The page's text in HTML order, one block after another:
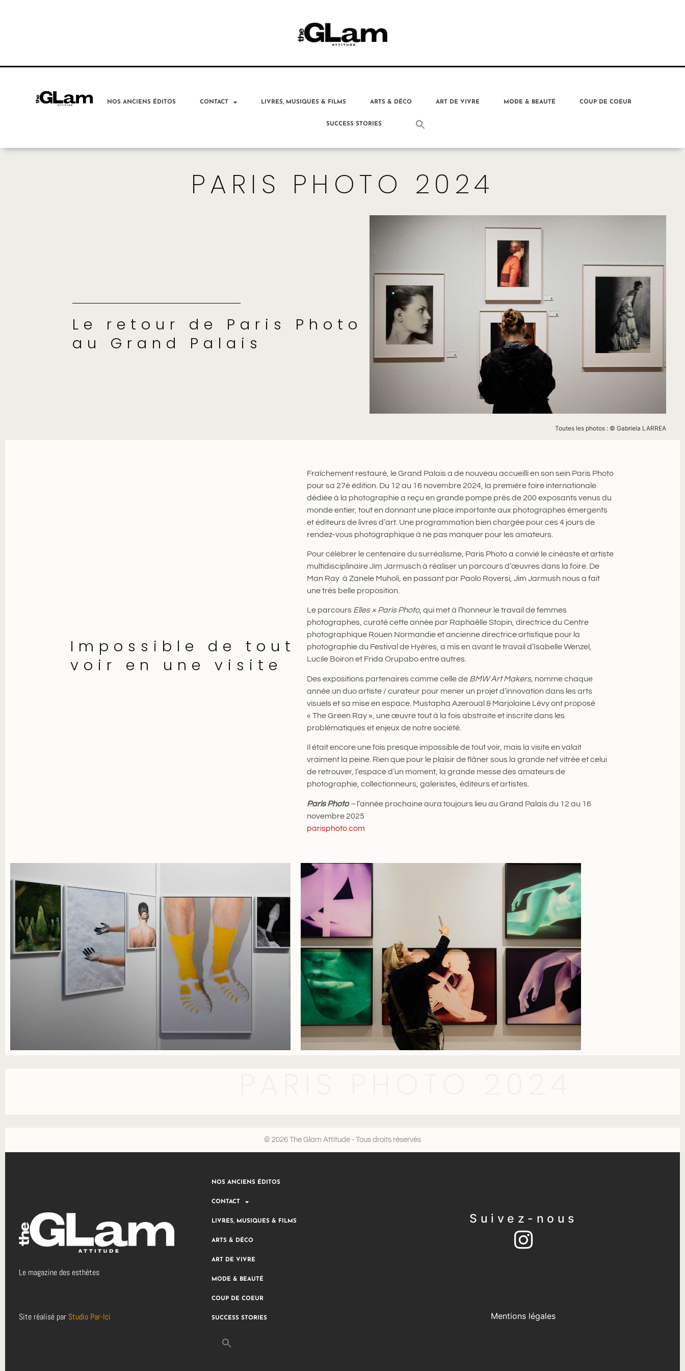
NOS ANCIENS ÉDITOS CONTACT LIVRES, MUSIQUES & FILMS ARTS & DÉCO ART DE VIVRE MODE & BEAUTÉ COUP DE COEUR
SUCCESS STORIES
PARIS PHOTO 2024
Le retour de Paris Photo
au Grand Palais
Toutes les photos : © Gabriela LARREA
Impossible de tout
voir en une visite
Fraîchement restauré, le Grand Palais a de nouveau accueilli en son sein Paris Photo
pour sa 27è édition. Du 12 au 16 novembre 2024, la première foire internationale
dédiée à la photographie a reçu en grande pompe près de 200 exposants venus du
monde entier, tout en donnant une place importante aux photographes émergents
et éditeurs de livres d’art. Une programmation bien chargée pour ces 4 jours de
rendez-vous photographique à ne pas manquer pour les amateurs.
Pour célébrer le centenaire du surréalisme, Paris Photo a convié le cinéaste et artiste
multidisciplinaire Jim Jarmusch à réaliser un parcours d’œuvres dans la foire. De
Man Ray à Zanele Muholi, en passant par Paolo Roversi, Jim Jarmush nous a fait
une très belle proposition.
Le parcours Elles × Paris Photo, qui met à l’honneur le travail de femmes
photographes, curaté cette année par Raphaëlle Stopin, directrice du Centre
photographique Rouen Normandie et ancienne directrice artistique pour la
photographie du Festival de Hyères, a mis en avant le travail d’Isabelle Wenzel,
Lucile Boiron et Frida Orupabo entre autres.
Des expositions partenaires comme celle de BMW Art Makers, nomme chaque
année un duo artiste / curateur pour mener un projet d’innovation dans les arts
visuels et sa mise en espace. Mustapha Azeroual & Marjolaine Lévy ont proposé
« The Green Ray », une œuvre tout à la fois abstraite et inscrite dans les
problématiques et enjeux de notre société.
Il était encore une fois presque impossible de tout voir, mais la visite en valait
vraiment la peine. Rien que pour le plaisir de flâner sous la grande nef vitrée et celui
de retrouver, l’espace d’un moment, la grande messe des amateurs de
photographie, collectionneurs, galeristes, éditeurs et artistes.
Paris Photo– l’année prochaine aura toujours lieu au Grand Palais du 12 au 16
novembre 2025
parisphoto.com
© 2026 The Glam Attitude - Tous droits réservés
Le magazine des esthètes
Site réalisé par Studio Par-Ici
NOS ANCIENS ÉDITOS
CONTACT
LIVRES, MUSIQUES & FILMS
ARTS & DÉCO
ART DE VIVRE
MODE & BEAUTÉ
COUP DE COEUR
SUCCESS STORIES
Suivez-nous
Mentions légales